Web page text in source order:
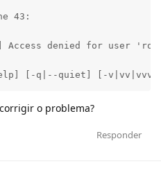
43:
Access denied for user
[-q|--quiet] [-
o problema?
Responder